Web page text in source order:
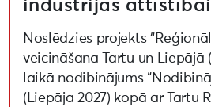
industrijas attīstībai
Noslēdzies projekts
veicināšana Tartu un Liepājā
laikā nodibinājums
(Liepāja 2027) kopā ar Tartu